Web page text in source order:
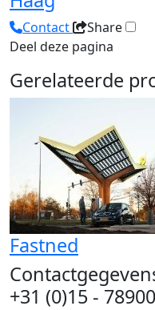
Contact
Share
Deel deze pagina
Gerelateerde
Fastned
+31 (0)15 -